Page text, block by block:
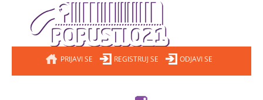
PRIJAVI SE REGISTRUJ SE ODJAVI SE